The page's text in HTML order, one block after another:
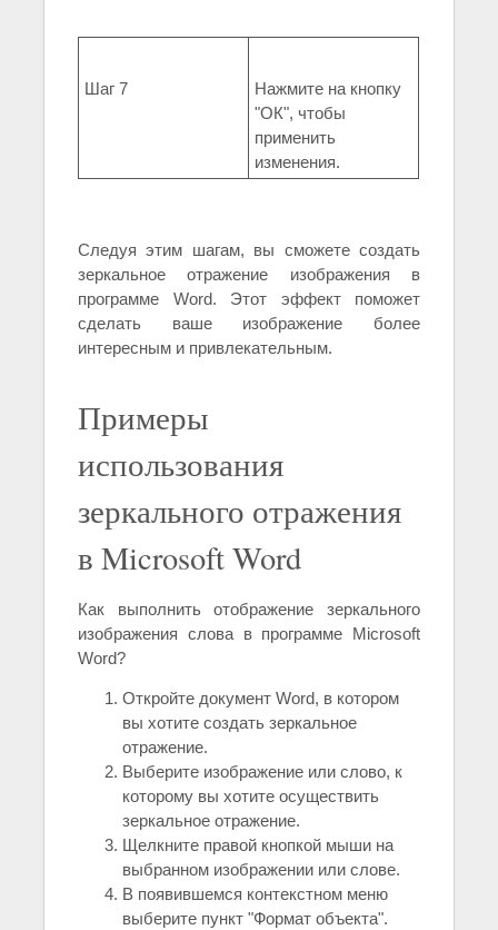
Шаг 7
Нажмите на кнопку
"ОК", чтобы
применить
изменения.
Следуя этим шагам, вы сможете создать
зеркальное отражение изображения в
программе Word. Этот эффект поможет
сделать ваше изображение более
интересным и привлекательным.
Примеры
использования
зеркального отражения
в Microsoft Word
Как выполнить отображение зеркального
изображения слова в программе Microsoft
Word?
Откройте документ Word, в котором
вы хотите создать зеркальное
отражение.
Выберите изображение или слово, к
которому вы хотите осуществить
зеркальное отражение.
Щелкните правой кнопкой мыши на
выбранном изображении или слове.
В появившемся контекстном меню
выберите пункт "Формат объекта".